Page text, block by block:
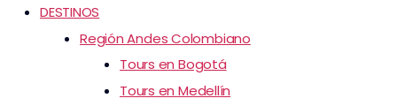
DESTINOS
Región Andes Colombiano
Tours en Bogotá
Tours en Medellín